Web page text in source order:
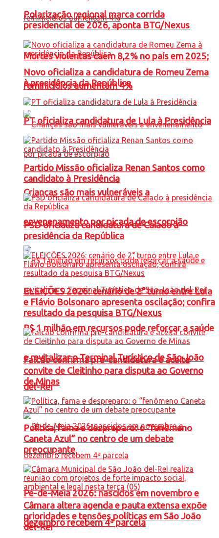
Mortes violentas caem 8,2% no país em 2025;
feminicídios aumentam 4%
Crianças são mais vulneráveis a
envenenamento por picada de escorpião
R$ 1 milhão em recursos pode reforçar a saúde
e revitalizar o Terminal Turístico de São João
del-Rei
Pé-de-Meia 2026: nascidos em novembro e
dezembro recebem 4ª parcela
Polarização regional marca corrida
presidencial de 2026, aponta BTG/Nexus
Novo oficializa a candidatura de Romeu Zema
à presidência da República
PT oficializa candidatura de Lula à Presidência
Partido Missão oficializa Renan Santos como
candidato à Presidência
PSD oficializa candidatura de Caiado à
presidência da República
ELEIÇÕES 2026: cenário de 2° turno entre Lula
e Flávio Bolsonaro apresenta oscilação; confira
resultado da pesquisa BTG/Nexus
Falcão confirma pré-candidatura e aceita
convite de Cleitinho para disputa ao Governo
de Minas
Política, fama e despreparo: o “fenômeno
Caneta Azul” no centro de um debate
preocupante
Câmara altera agenda e pauta extensa expõe
prioridades e tensões políticas em São João
del-Rei